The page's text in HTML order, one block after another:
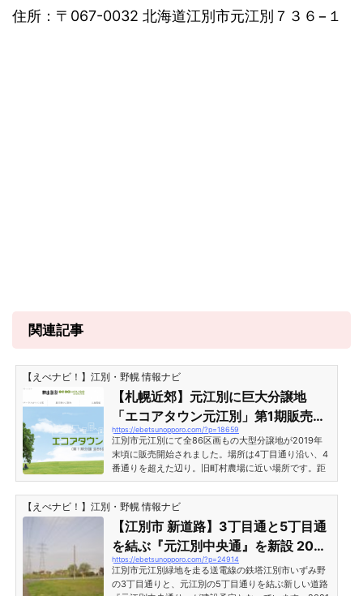
住所：〒067-0032 北海道江別市元江別７３６−１
関連記事
【えべナビ！】江別・野幌 情報ナビ
【札幌近郊】元江別に巨大分譲地
「エコアタウン元江別」第1期販売開
始
https://ebetsunopporo.com/?p=18659
江別市元江別にて全86区画もの大型分譲地が2019年
末頃に販売開始されました。場所は4丁目通り沿い、4
番通りを超えた辺り。旧町村農場に近い場所です。距
離的には江別蔦屋書店も近い、閑静な住宅街となって
おり、注目が集まりそうです。エコアタウン元江別
（江別市元江別）分譲地の場所エコアタウン元江別を
販売している神出建設公式サイトによる地図。地図に
示されている分譲地エリアはかなり広大な敷地があり
ます。今回は「第一期」とありますので、宅地はまだ
広がるのかも知れません。 札幌通勤圏で500万円の分
譲地今回販売開始...
【えべナビ！】江別・野幌 情報ナビ
【江別市 新道路】3丁目通と5丁目通
を結ぶ『元江別中央通』を新設 2026
年度完成予定
https://ebetsunopporo.com/?p=24914
江別市元江別緑地を走る送電線の鉄塔江別市いずみ野
の3丁目通りと、元江別の5丁目通りを結ぶ新しい道路